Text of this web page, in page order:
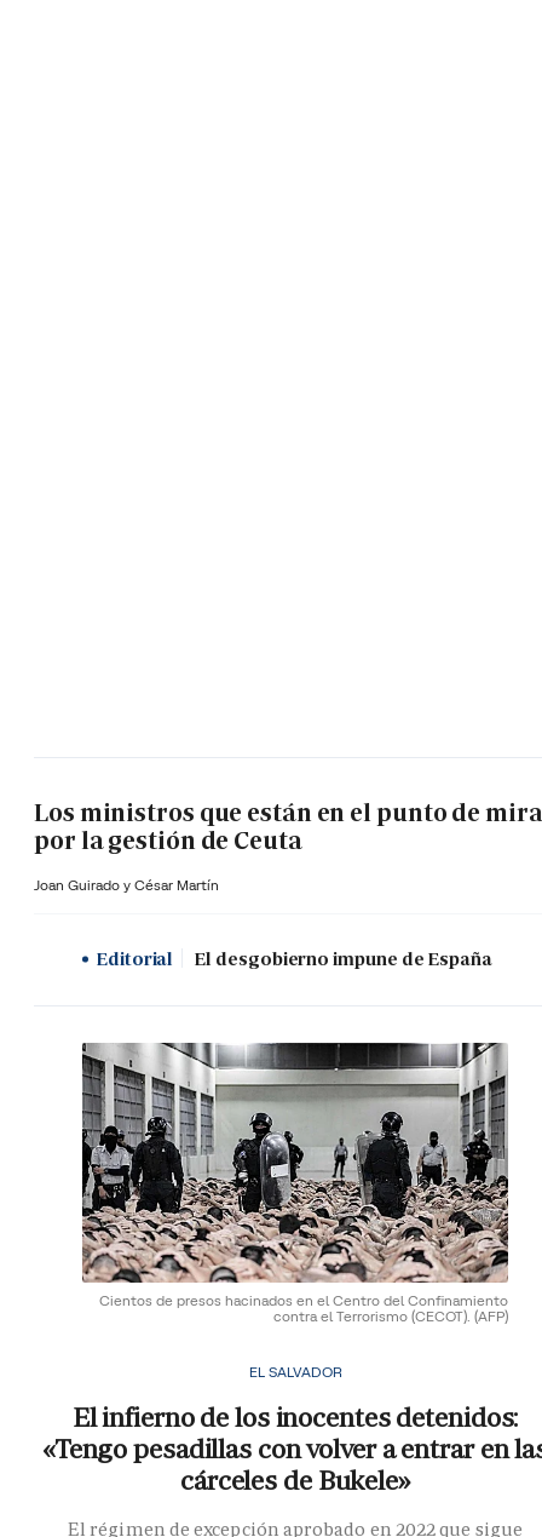
Los ministros que están en el punto de mira
por la gestión de Ceuta
Joan Guirado y César Martín
Editorial El desgobierno impune de España
Cientos de presos hacinados en el Centro del Confinamiento
contra el Terrorismo (CECOT). (AFP)
EL SALVADOR
El infierno de los inocentes detenidos:
«Tengo pesadillas con volver a entrar en
cárceles de Bukele»
El régimen de excepción aprobado en 2022 que sigue